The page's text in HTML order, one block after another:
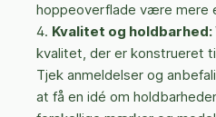
hoppeoverflade være mere
Kvalitet og holdbarhed:
kvalitet, der er konstrueret
Tjek anmeldelser og
at få en idé om